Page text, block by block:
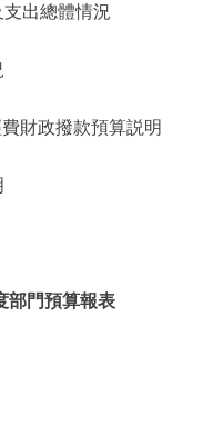
上接訴即辦
出總體情況
財政撥款預算説明
部門預算報表